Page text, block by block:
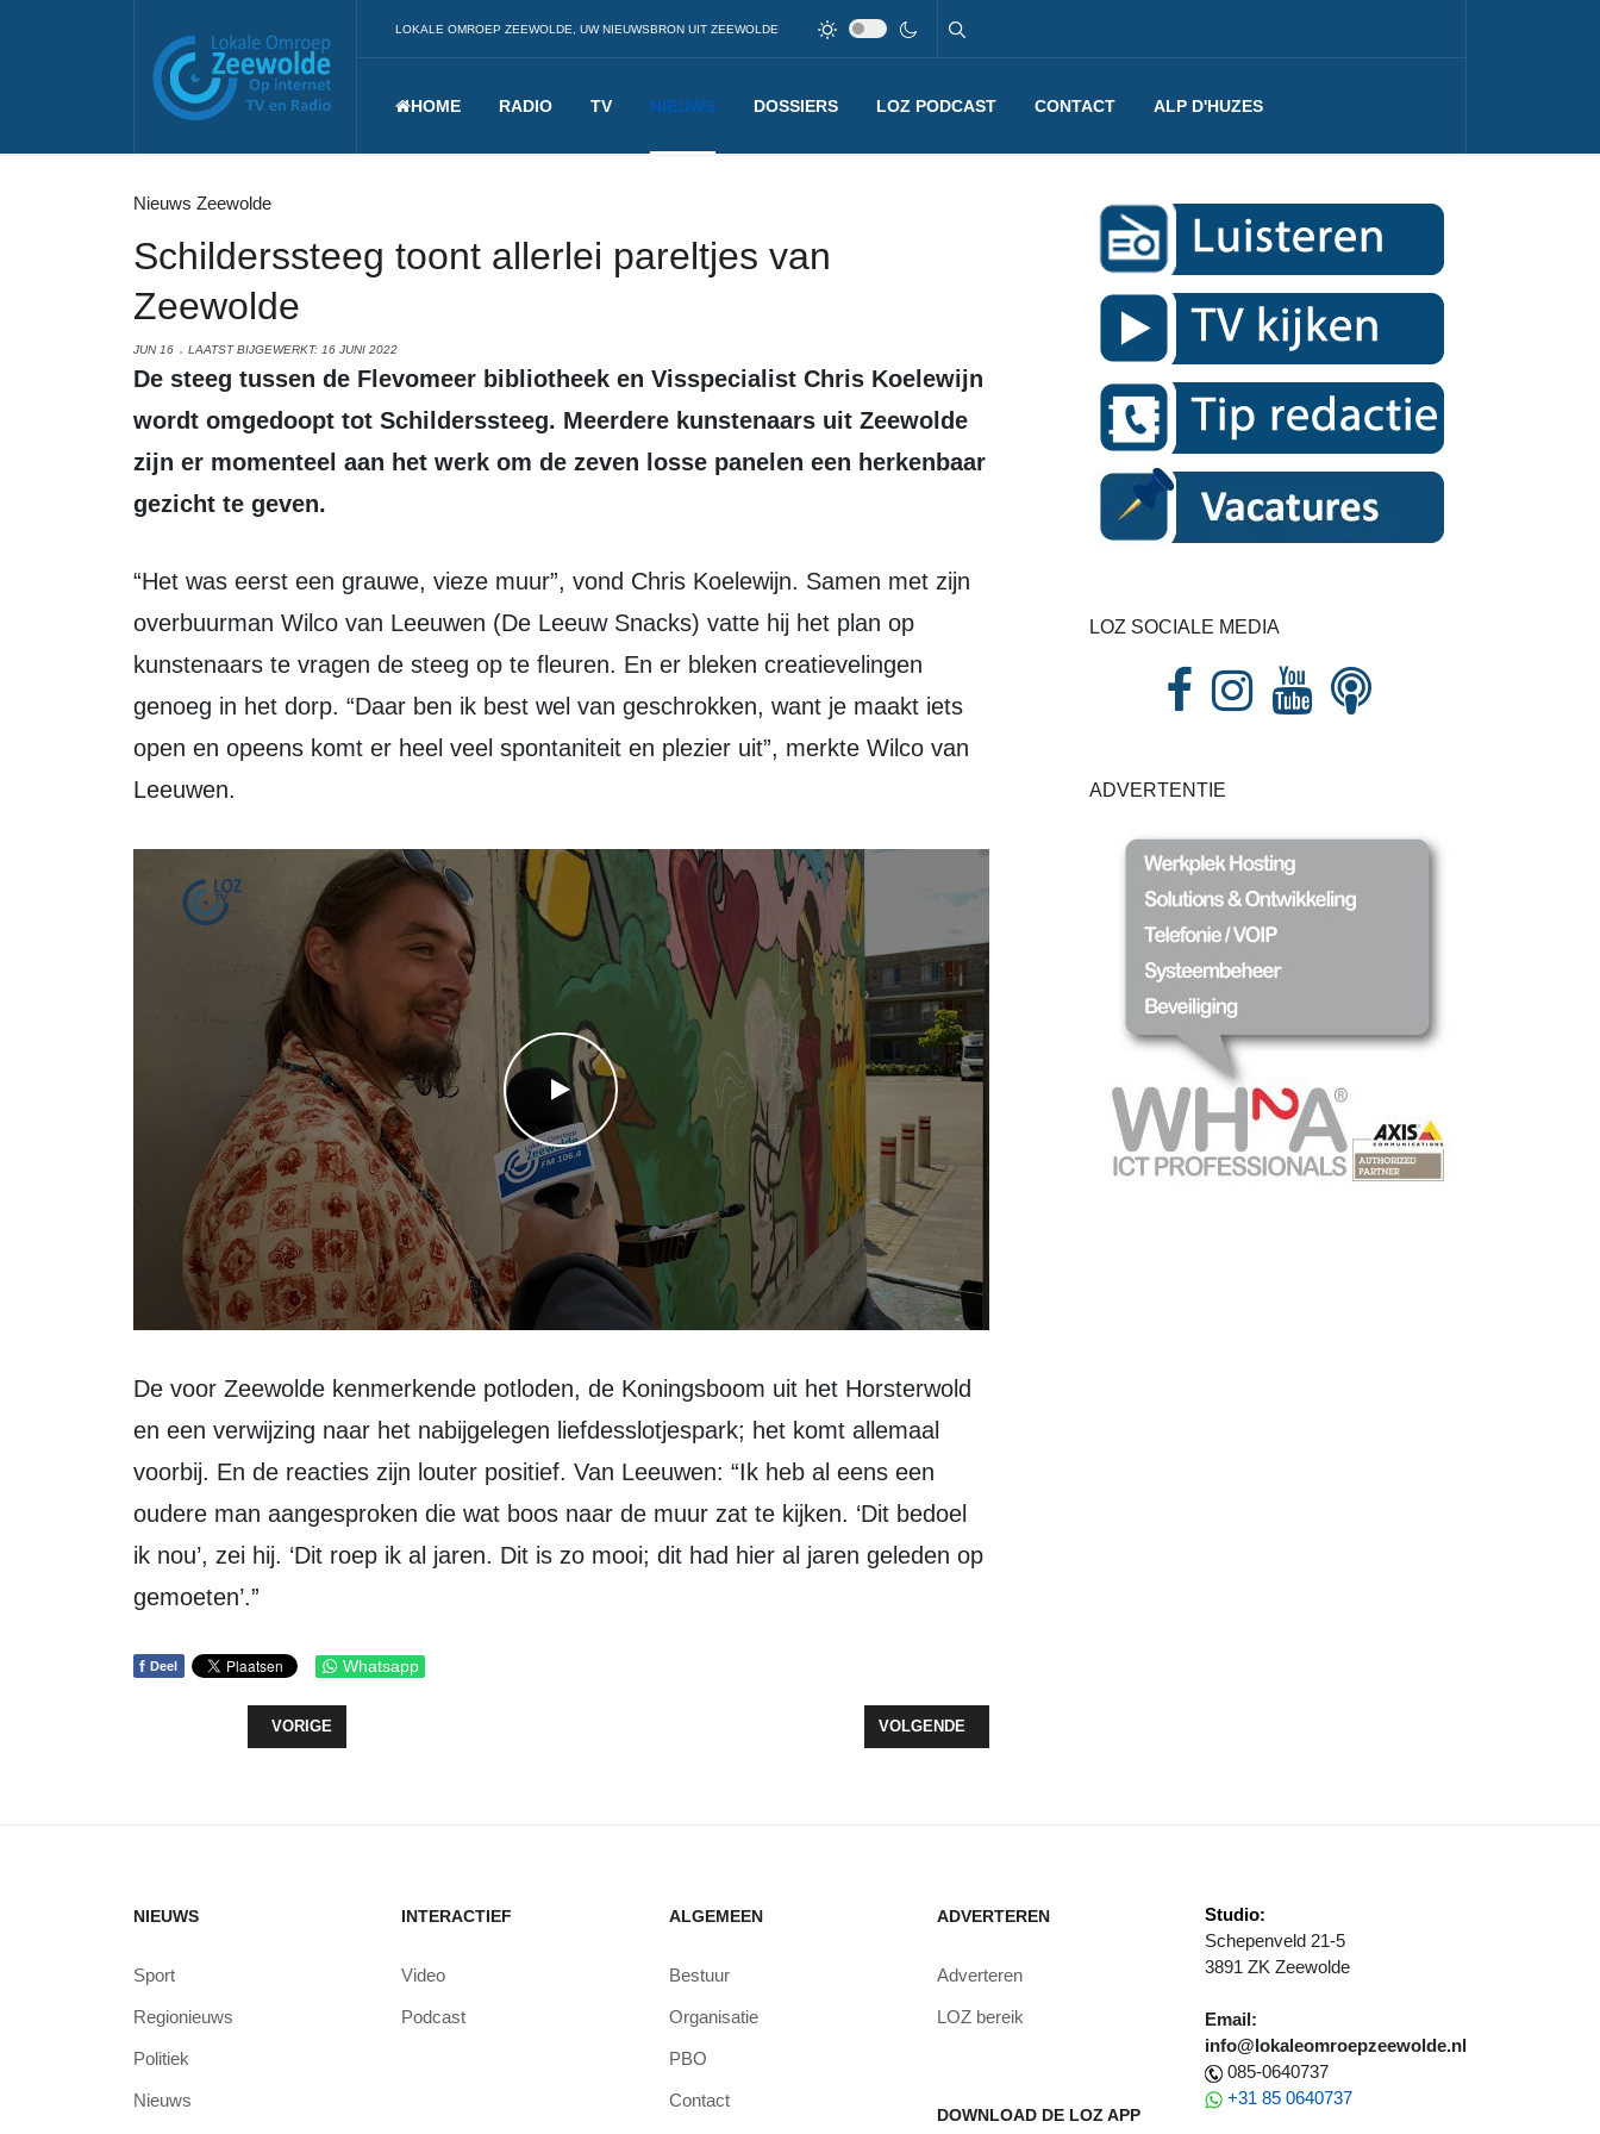
LOKALE OMROEP ZEEWOLDE, UW NIEUWSBRON UIT ZEEWOLDE
HOME RADIO TV NIEUWS DOSSIERS LOZ PODCAST CONTACT ALP D'HUZES
Nieuws Zeewolde
Schilderssteeg toont allerlei pareltjes van
Zeewolde
JUN 16 LAATST BIJGEWERKT: 16 JUNI 2022
De steeg tussen de Flevomeer bibliotheek en Visspecialist Chris Koelewijn
wordt omgedoopt tot Schilderssteeg. Meerdere kunstenaars uit Zeewolde
zijn er momenteel aan het werk om de zeven losse panelen een herkenbaar
gezicht te geven.
“Het was eerst een grauwe, vieze muur”, vond Chris Koelewijn. Samen met zijn
overbuurman Wilco van Leeuwen (De Leeuw Snacks) vatte hij het plan op
kunstenaars te vragen de steeg op te fleuren. En er bleken creatievelingen
genoeg in het dorp. “Daar ben ik best wel van geschrokken, want je maakt iets
open en opeens komt er heel veel spontaniteit en plezier uit”, merkte Wilco van
Leeuwen.
WATCH THE VIDEO
De voor Zeewolde kenmerkende potloden, de Koningsboom uit het Horsterwold
en een verwijzing naar het nabijgelegen liefdesslotjespark; het komt allemaal
voorbij. En de reacties zijn louter positief. Van Leeuwen: “Ik heb al eens een
oudere man aangesproken die wat boos naar de muur zat te kijken. ‘Dit bedoel
ik nou’, zei hij. ‘Dit roep ik al jaren. Dit is zo mooi; dit had hier al jaren geleden op
gemoeten’.”
f Deel Whatsapp
VORIG ARTIKEL: VETERAAN AAT KLOP GAF GRUWELIJKHEDEN IN BOSNIË EEN PLEK DOOR VOORLOPER VAN EMDR
VORIGE VOLGENDE ARTIKEL: ZWEMBAD HET BAKEN ALWEER GESLOTEN VOOR PUBLIEK
VOLGENDE
LOZ SOCIALE MEDIA
ADVERTENTIE
NIEUWS
Sport
Regionieuws
Politiek
Nieuws
INTERACTIEF
Video
Podcast
ALGEMEEN
Bestuur
Organisatie
PBO
Contact
ADVERTEREN
Adverteren
LOZ bereik
DOWNLOAD DE LOZ APP
Studio:
Schepenveld 21-5
3891 ZK Zeewolde
Email:
info@lokaleomroepzeewolde.nl
085-0640737
+31 85 0640737